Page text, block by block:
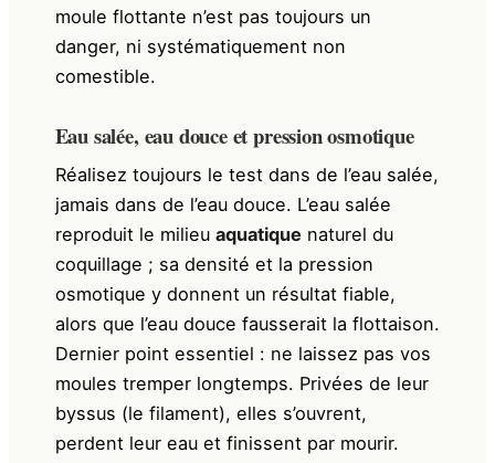
moule flottante n’est pas toujours un
danger, ni systématiquement non
comestible.
Eau salée, eau douce et pression osmotique
Réalisez toujours le test dans de l’eau salée,
jamais dans de l’eau douce. L’eau salée
reproduit le milieu aquatique naturel du
coquillage ; sa densité et la pression
osmotique y donnent un résultat fiable,
alors que l’eau douce fausserait la flottaison.
Dernier point essentiel : ne laissez pas vos
moules tremper longtemps. Privées de leur
byssus (le filament), elles s’ouvrent,
perdent leur eau et finissent par mourir.